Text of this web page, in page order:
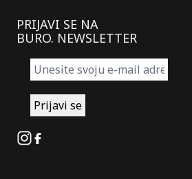
PRIJAVI SE NA
BURO. NEWSLETTER
Instagram
Facebook